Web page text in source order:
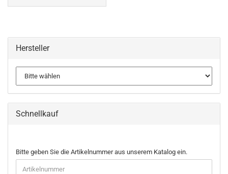
Hersteller
Schnellkauf
BITTE
GEBEN
SIE
Bitte geben Sie die Artikelnummer aus unserem Katalog ein.